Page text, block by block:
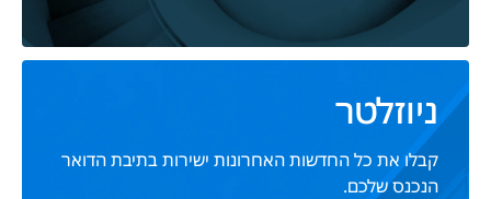
ניוזלטר
קבלו את כל החדשות האחרונות ישירות בתיבת הדואר
הנכנס שלכם.